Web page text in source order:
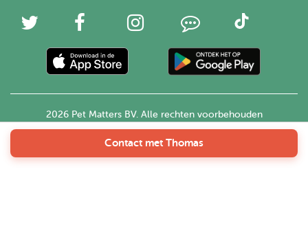
Contact met Thomas
2026 Pet Matters BV. Alle rechten voorbehouden